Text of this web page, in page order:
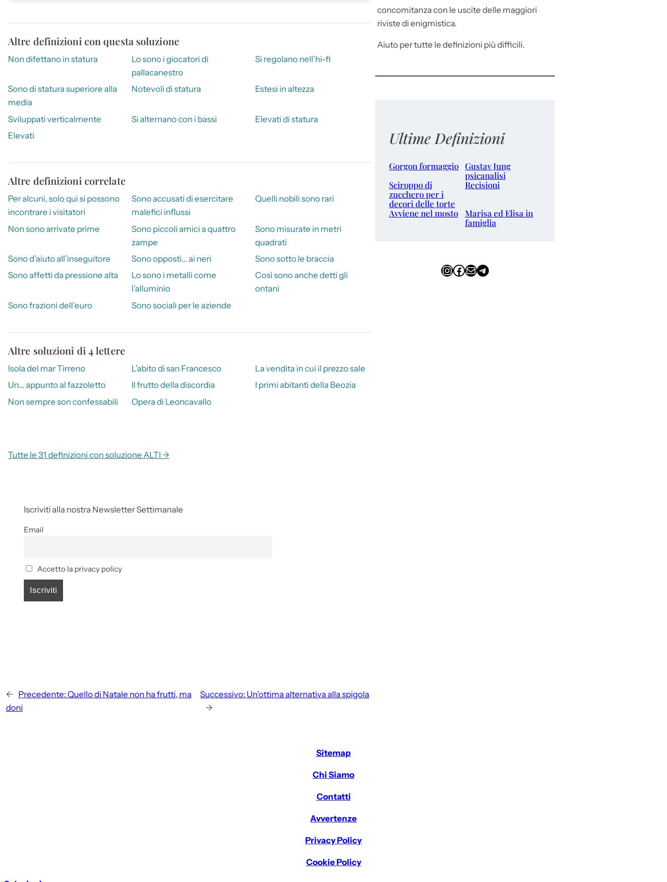
Altre definizioni con questa soluzione
Non difettano in statura
Lo sono i giocatori di
pallacanestro
Si regolano nell’hi-fi
Sono di statura superiore alla
media
Notevoli di statura Estesi in altezza
Sviluppati verticalmente Si alternano con i bassi
Elevati di statura
Elevati
Altre definizioni correlate
Per alcuni, solo qui si possono
incontrare i visitatori
Sono accusati di esercitare
malefici influssi
Quelli nobili sono rari
Non sono arrivate prime
Sono piccoli amici a quattro
zampe
Sono misurate in metri
quadrati
Sono d’aiuto all’inseguitore
Sono opposti… ai neri
Sono sotto le braccia
Sono affetti da pressione alta
Lo sono i metalli come
l’alluminio
Così sono anche detti gli
ontani
Sono frazioni dell’euro
Sono sociali per le aziende
Altre soluzioni di 4 lettere
Isola del mar Tirreno L’abito di san Francesco
La vendita in cui il prezzo sale
Un… appunto al fazzoletto
Il frutto della discordia
I primi abitanti della Beozia
Non sempre son confessabili
Opera di Leoncavallo
Tutte le 31 definizioni con soluzione ALTI →
Iscriviti alla nostra Newsletter Settimanale
Email
Accetto la privacy policy
← Precedente: Quello di Natale non ha frutti, ma
doni
Successivo: Un’ottima alternativa alla spigola
→
concomitanza con le uscite delle maggiori
riviste di enigmistica.
Aiuto per tutte le definizioni più difficili.
Ultime Definizioni
Gorgon formaggio Gustav Jung
psicanalisi
Sciroppo di
zucchero per i
decori delle torte
Recisioni
Avviene nel mosto
Marisa ed Elisa in
famiglia
InstagramFacebook Email Telegram
Sitemap
Chi Siamo
Contatti
Avvertenze
Privacy Policy
Cookie Policy